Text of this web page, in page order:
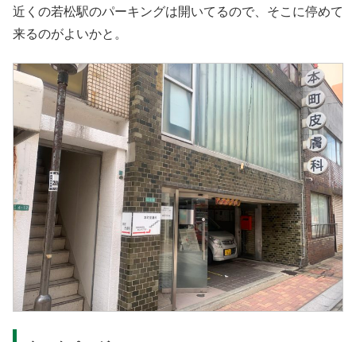
近くの若松駅のパーキングは開いてるので、そこに停めて
来るのがよいかと。